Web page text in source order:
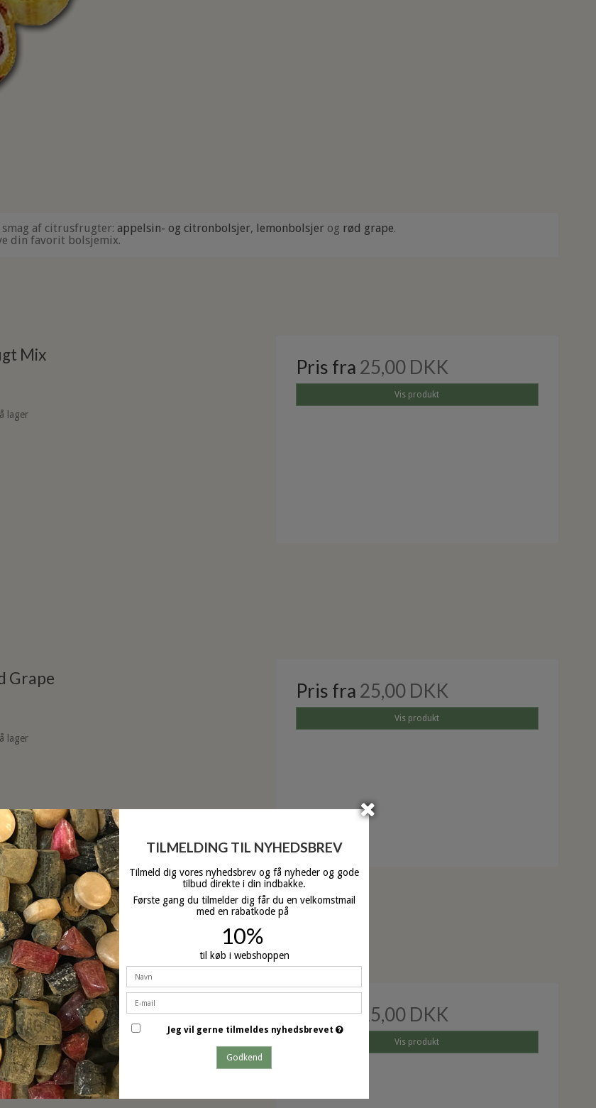
af citrusfrugter: appelsin- og citronbolsjer, lemonbolsjer og rød grape.
din favorit bolsjemix.
Mix
lager
Pris fra 25,00 DKK
Vis produkt
Grape
lager
Pris fra 25,00 DKK
Vis produkt
Bolsjer
lager
Pris fra25,00 DKK
Vis produkt
TILMELDING TIL NYHEDSBREV
Tilmeld dig vores nyhedsbrev og få nyheder og gode
tilbud direkte i din indbakke.
Første gang du tilmelder dig får du en velkomstmail
med en rabatkode på
10%
til køb i webshoppen
Jeg vil gerne tilmeldes nyhedsbrevet
Godkend